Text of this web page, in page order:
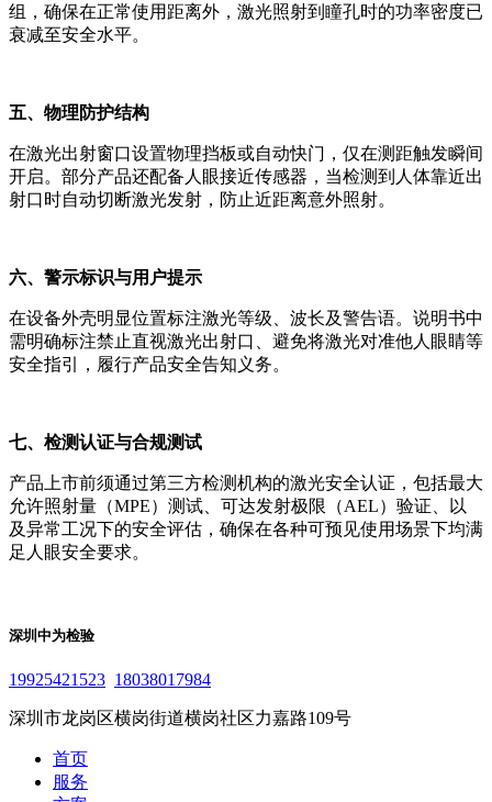
组，确保在正常使用距离外，激光照射到瞳孔时的功率密度已
衰减至安全水平。
五、物理防护结构
在激光出射窗口设置物理挡板或自动快门，仅在测距触发瞬间
开启。部分产品还配备人眼接近传感器，当检测到人体靠近出
射口时自动切断激光发射，防止近距离意外照射。
六、警示标识与用户提示
在设备外壳明显位置标注激光等级、波长及警告语。说明书中
需明确标注禁止直视激光出射口、避免将激光对准他人眼睛等
安全指引，履行产品安全告知义务。
七、检测认证与合规测试
产品上市前须通过第三方检测机构的激光安全认证，包括最大
允许照射量（MPE）测试、可达发射极限（AEL）验证、以
及异常工况下的安全评估，确保在各种可预见使用场景下均满
足人眼安全要求。
深圳中为检验
19925421523 18038017984
深圳市龙岗区横岗街道横岗社区力嘉路109号
首页
服务